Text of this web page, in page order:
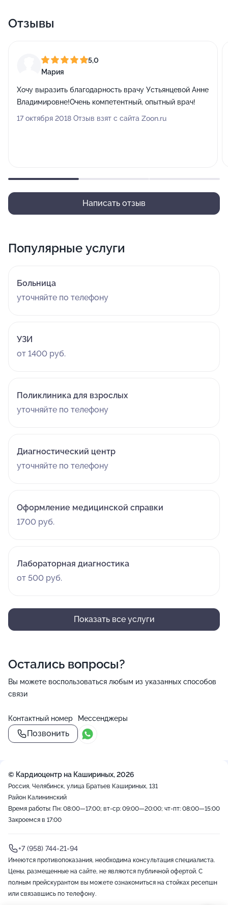
Отзывы
5,0
Мария
Хочу выразить благодарность врачу Устьянцевой Анне
Владимировне!Очень компетентный, опытный врач!
17 октября 2018 Отзыв взят с сайта Zoon.ru
Написать отзыв
Популярные услуги
Больница
уточняйте по телефону
УЗИ
от 1400 руб.
Поликлиника для взрослых
уточняйте по телефону
Диагностический центр
уточняйте по телефону
Оформление медицинской справки
1700 руб.
Лабораторная диагностика
от 500 руб.
Показать все услуги
Остались вопросы?
Вы можете воспользоваться любым из указанных способов
связи
Контактный номер
Позвонить
Мессенджеры
© Кардиоцентр на Кашириных, 2026
Россия, Челябинск, улица Братьев Кашириных, 131
Район Калининский
Время работы: Пн: 08:00—17:00; вт-ср: 09:00—20:00; чт-пт: 08:00—15:00
Закроемся в 17:00
+7 (958) 744-21-94
Имеются противопоказания, необходима консультация специалиста.
Цены, размещенные на сайте, не являются публичной офертой. С
полным прейскурантом вы можете ознакомиться на стойках ресепшн
или связавшись по телефону.